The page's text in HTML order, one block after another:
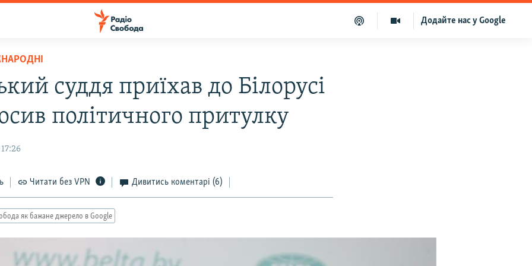
Додайте нас у Google
суддя приїхав до Білорусі
політичного притулку
Читати без VPN Дивитись коментарі (6)
як бажане джерело в Google